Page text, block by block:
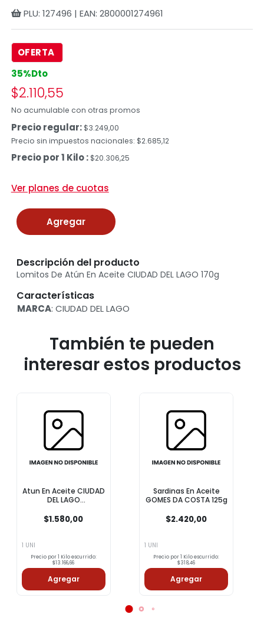
PLU: 127496 | EAN: 2800001274961
OFERTA
35%Dto
$2.110,55
No acumulable con otras promos
Precio regular:$3.249,00
Precio sin impuestos nacionales: $2.685,12
Precio por 1 Kilo : $20.306,25
Ver planes de cuotas
Agregar
Descripción del producto
Lomitos De Atún En Aceite CIUDAD DEL LAGO 170g
Características
MARCA: CIUDAD DEL LAGO
También te pueden
interesar estos productos
Atun En Aceite CIUDAD
DEL LAGO
170 Gr
$1.580,00
1 UNI
Precio por 1 Kilo escurrido:
$13.166,66
Agregar
Sardinas En Aceite
GOMES DA COSTA 125g
$2.420,00
1 UNI
Precio por 1 Kilo escurrido:
$318,46
Agregar